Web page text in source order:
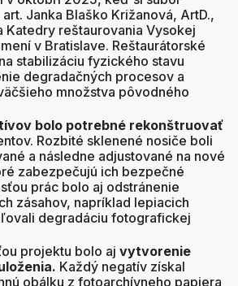
Janka Blaško Križanová, ArtD.,
Katedry reštaurovania Vysokej
v Bratislave. Reštaurátorské
stabilizáciu fyzického stavu
degradačných procesov a
množstva pôvodného
bolo potrebné rekonštruovať
Rozbité sklenené nosiče boli
a následne adjustované na nové
zabezpečujú ich bezpečné
prác bolo aj odstránenie
zásahov, napríklad lepiacich
degradáciu fotografickej
projektu bolo aj vytvorenie
Každý negatív získal
obálku z fotoarchívneho papiera